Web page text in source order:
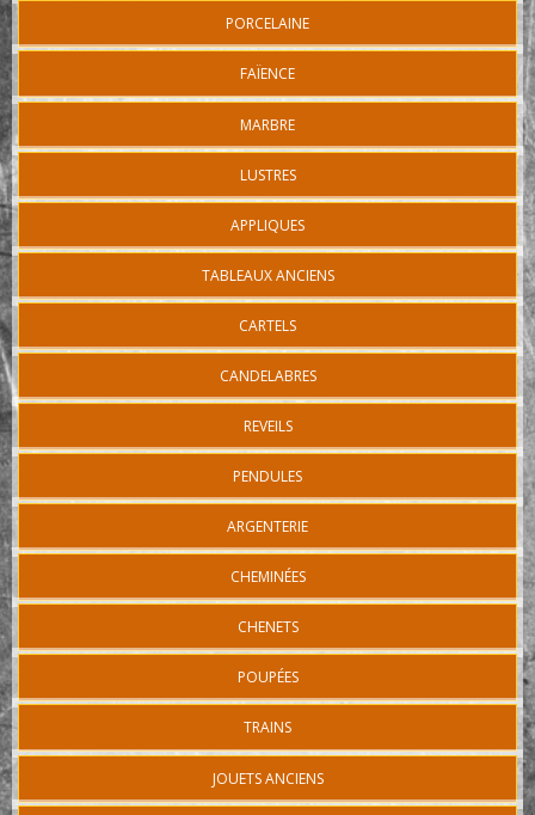
PORCELAINE
FAÏENCE
MARBRE
LUSTRES
APPLIQUES
TABLEAUX ANCIENS
CARTELS
CANDELABRES
REVEILS
PENDULES
ARGENTERIE
CHEMINÉES
CHENETS
POUPÉES
TRAINS
JOUETS ANCIENS